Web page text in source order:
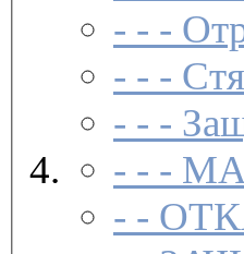
- - -
- - -
- - -
- - -
- -